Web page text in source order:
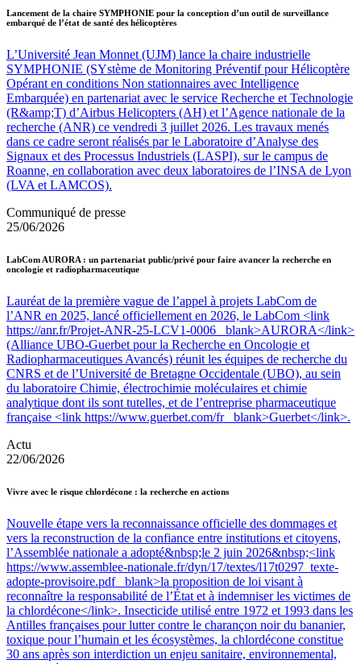
Lancement de la chaire SYMPHONIE pour la conception d’un outil de surveillance
embarqué de l’état de santé des hélicoptères
L’Université Jean Monnet (UJM) lance la chaire industrielle
SYMPHONIE (SYstème de Monitoring Préventif pour Hélicoptère
Opérant en conditions Non stationnaires avec Intelligence
Embarquée) en partenariat avec le service Recherche et Technologie
(R&amp;T) d’Airbus Helicopters (AH) et l’Agence nationale de la
recherche (ANR) ce vendredi 3 juillet 2026. Les travaux menés
dans ce cadre seront réalisés par le Laboratoire d’Analyse des
Signaux et des Processus Industriels (LASPI), sur le campus de
Roanne, en collaboration avec deux laboratoires de l’INSA de Lyon
(LVA et LAMCOS).
Communiqué de presse
25/06/2026
LabCom AURORA : un partenariat public/privé pour faire avancer la recherche en
oncologie et radiopharmaceutique
Lauréat de la première vague de l’appel à projets LabCom de
l’ANR en 2025, lancé officiellement en 2026, le LabCom <link
https://anr.fr/Projet-ANR-25-LCV1-0006 _blank>AURORA</link>
(Alliance UBO-Guerbet pour la Recherche en Oncologie et
Radiopharmaceutiques Avancés) réunit les équipes de recherche du
CNRS et de l’Université de Bretagne Occidentale (UBO), au sein
du laboratoire Chimie, électrochimie moléculaires et chimie
analytique dont ils sont tutelles, et de l’entreprise pharmaceutique
française <link https://www.guerbet.com/fr _blank>Guerbet</link>.
Actu
22/06/2026
Vivre avec le risque chlordécone : la recherche en actions
Nouvelle étape vers la reconnaissance officielle des dommages et
vers la reconstruction de la confiance entre institutions et citoyens,
l’Assemblée nationale a adopté&nbsp;le 2 juin 2026&nbsp;<link
https://www.assemblee-nationale.fr/dyn/17/textes/l17t0297_texte-
adopte-provisoire.pdf _blank>la proposition de loi visant à
reconnaître la responsabilité de l’État et à indemniser les victimes de
la chlordécone</link>. Insecticide utilisé entre 1972 et 1993 dans les
Antilles françaises pour lutter contre le charançon noir du bananier,
toxique pour l’humain et les écosystèmes, la chlordécone constitue
30 ans après son interdiction un enjeu sanitaire, environnemental,